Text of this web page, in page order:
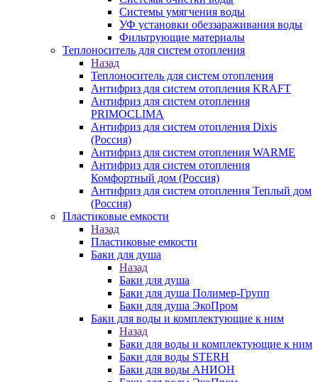
Системы умягчения воды
УФ установки обеззараживания воды
Фильтрующие материалы
Теплоноситель для систем отопления
Назад
Теплоноситель для систем отопления
Антифриз для систем отопления KRAFT
Антифриз для систем отопления
PRIMOCLIMA
Антифриз для систем отопления Dixis
(Россия)
Антифриз для систем отопления WARME
Антифриз для систем отопления
Комфортный дом (Россия)
Антифриз для систем отопления Теплый дом
(Россия)
Пластиковые емкости
Назад
Пластиковые емкости
Баки для душа
Назад
Баки для душа
Баки для душа Полимер-Групп
Баки для душа ЭкоПром
Баки для воды и комплектующие к ним
Назад
Баки для воды и комплектующие к ним
Баки для воды STERH
Баки для воды АНИОН